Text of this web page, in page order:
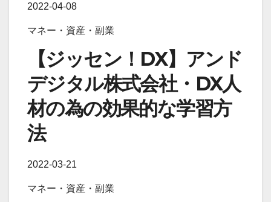
2022-04-08
マネー・資産・副業
【ジッセン！DX】アンド
デジタル株式会社・DX人
材の為の効果的な学習方
法
2022-03-21
マネー・資産・副業